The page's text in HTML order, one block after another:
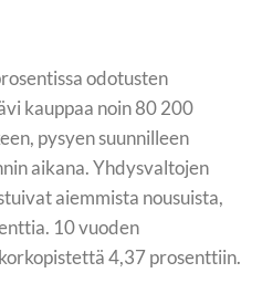
odotusten
kauppaa noin 80 200
pysyen suunnilleen
aikana. Yhdysvaltojen
aiemmista nousuista,
10 vuoden
4,37 prosenttiin.